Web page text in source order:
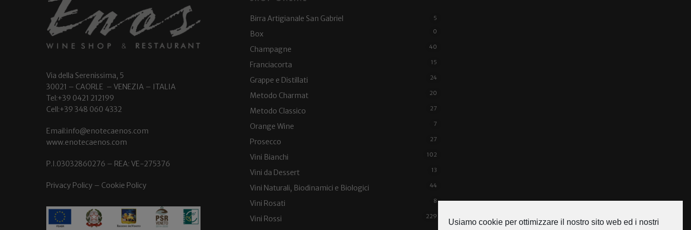
Via della Serenissima, 5
30021 – CAORLE – VENEZIA – ITALIA
Tel:+39 0421 212199
Cell:+39 348 060 4332
Email:info@enotecaenos.com
www.enotecaenos.com
P.I.03032860276 – REA: VE-275376
Privacy Policy – Cookie Policy
Birra Artigianale San Gabriel 5
Box 0
Champagne 40
Franciacorta 15
Grappe e Distillati 24
Metodo Charmat 20
Metodo Classico 27
Orange Wine 7
Prosecco 27
Vini Bianchi 102
Vini da Dessert 13
Vini Naturali, Biodinamici e Biologici 44
Vini Rosati 8
Vini Rossi 229
Usiamo cookie per ottimizzare il nostro sito web ed i nostri